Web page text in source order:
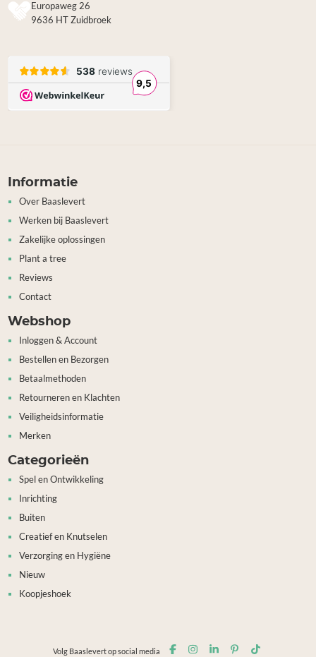
Europaweg 26
9636 HT Zuidbroek
Informatie
Over Baaslevert
Werken bij Baaslevert
Zakelijke oplossingen
Plant a tree
Reviews
Contact
Webshop
Inloggen & Account
Bestellen en Bezorgen
Betaalmethoden
Retourneren en Klachten
Veiligheidsinformatie
Merken
Categorieën
Spel en Ontwikkeling
Inrichting
Buiten
Creatief en Knutselen
Verzorging en Hygiëne
Nieuw
Koopjeshoek
Volg Baaslevert op social media